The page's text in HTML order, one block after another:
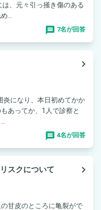
、元々引っ掻き傷のある
...
7名が回答
navigate_next
炎になり、本日初めてかか
あってか、1人で診察と
4名が回答
スクについて
navigate_next
甘皮のところに亀裂がで